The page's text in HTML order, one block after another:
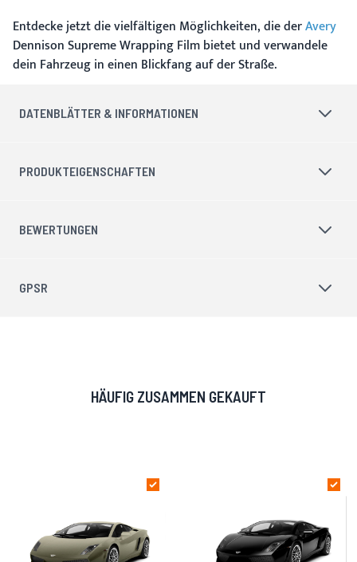
Entdecke jetzt die vielfältigen Möglichkeiten, die derAvery
Dennison Supreme Wrapping Film bietet und verwandele
dein Fahrzeug in einen Blickfang auf der Straße.
DATENBLÄTTER & INFORMATIONEN
PRODUKTEIGENSCHAFTEN
BEWERTUNGEN
GPSR
HÄUFIG ZUSAMMEN GEKAUFT